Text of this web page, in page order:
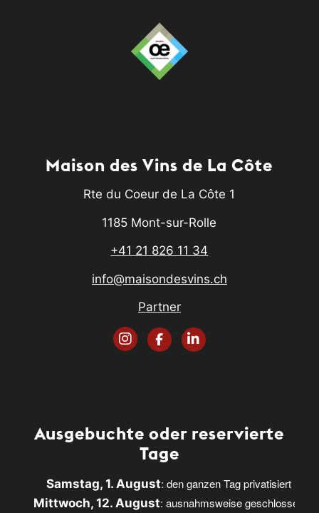
Maison des Vins de La Côte
Rte du Coeur de La Côte 1
1185 Mont-sur-Rolle
+41 21 826 11 34
info@maisondesvins.ch
Partner
Ausgebuchte oder reservierte
Tage
Samstag, 1. August: den ganzen Tag privatisiert
Mittwoch, 12. August: ausnahmsweise geschlossen